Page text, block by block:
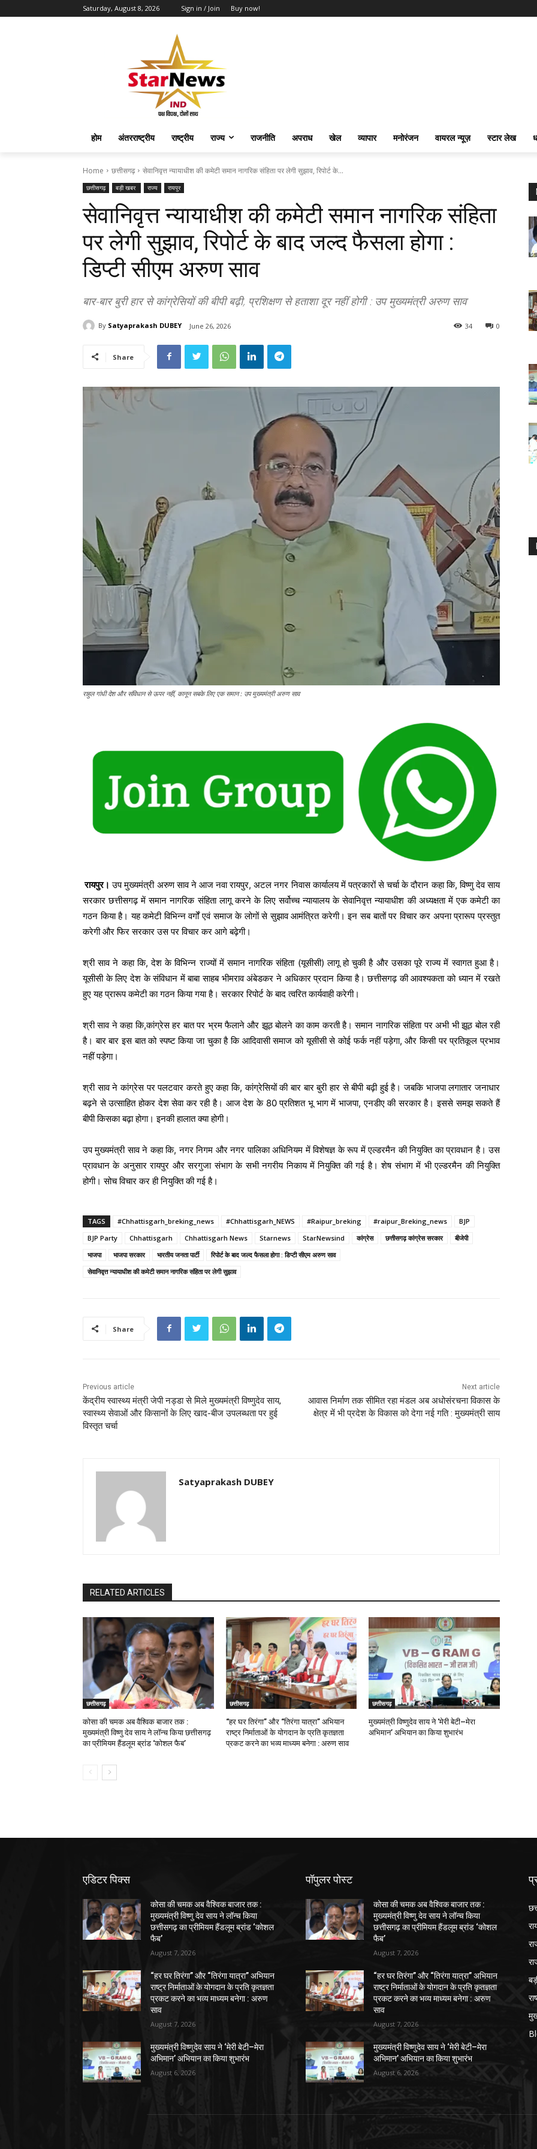
Saturday, August 8, 2026 Sign in / Join Buy now!
होम अंतरराष्ट्रीय राष्ट्रीय राज्य राजनीति अपराध खेल व्यापार मनोरंजन वायरल न्यूज़ स्टार लेख
Home छत्तीसगढ़ सेवानिवृत्त न्यायाधीश की कमेटी समान नागरिक संहिता पर लेगी सुझाव, रिपोर्ट के...
छत्तीसगढ़ बड़ी खबर राज्य रायपुर
सेवानिवृत्त न्यायाधीश की कमेटी समान नागरिक संहिता
पर लेगी सुझाव, रिपोर्ट के बाद जल्द फैसला होगा :
डिप्टी सीएम अरुण साव
बार-बार बुरी हार से कांग्रेसियों की बीपी बढ़ी, प्रशिक्षण से हताशा दूर नहीं होगी : उप मुख्यमंत्री अरुण साव
By Satyaprakash DUBEY June 26, 2026 0
34
Share
राहुल गांधी देश और संविधान से ऊपर नहीं, कानून सबके लिए एक समान : उप मुख्यमंत्री अरुण साव
रायपुर। उप मुख्यमंत्री अरुण साव ने आज नवा रायपुर, अटल नगर निवास कार्यालय में पत्रकारों से चर्चा के दौरान कहा कि, विष्णु देव साय
सरकार छत्तीसगढ़ में समान नागरिक संहिता लागू करने के लिए सर्वोच्च न्यायालय के सेवानिवृत्त न्यायाधीश की अध्यक्षता में एक कमेटी का
गठन किया है। यह कमेटी विभिन्न वर्गों एवं समाज के लोगों से सुझाव आमंत्रित करेगी। इन सब बातों पर विचार कर अपना प्रारूप प्रस्तुत
करेगी और फिर सरकार उस पर विचार कर आगे बढ़ेगी।
श्री साव ने कहा कि, देश के विभिन्न राज्यों में समान नागरिक संहिता (यूसीसी) लागू हो चुकी है और उसका पूरे राज्य में स्वागत हुआ है।
यूसीसी के लिए देश के संविधान में बाबा साहब भीमराव अंबेडकर ने अधिकार प्रदान किया है। छत्तीसगढ़ की आवश्यकता को ध्यान में रखते
हुए यह प्रारूप कमेटी का गठन किया गया है। सरकार रिपोर्ट के बाद त्वरित कार्यवाही करेगी।
श्री साव ने कहा कि,कांग्रेस हर बात पर भ्रम फैलाने और झूठ बोलने का काम करती है। समान नागरिक संहिता पर अभी भी झूठ बोल रही
है। बार बार इस बात को स्पष्ट किया जा चुका है कि आदिवासी समाज को यूसीसी से कोई फर्क नहीं पड़ेगा, और किसी पर प्रतिकूल प्रभाव
नहीं पड़ेगा।
श्री साव ने कांग्रेस पर पलटवार करते हुए कहा कि, कांग्रेसियों की बार बार बुरी हार से बीपी बढ़ी हुई है। जबकि भाजपा लगातार जनाधार
बढ़ने से उत्साहित होकर देश सेवा कर रही है। आज देश के 80 प्रतिशत भू भाग में भाजपा, एनडीए की सरकार है। इससे समझ सकते हैं
बीपी किसका बढ़ा होगा। इनकी हालात क्या होगी।
उप मुख्यमंत्री साव ने कहा कि, नगर निगम और नगर पालिका अधिनियम में विशेषज्ञ के रूप में एल्डरमैन की नियुक्ति का प्रावधान है। उस
प्रावधान के अनुसार रायपुर और सरगुजा संभाग के सभी नगरीय निकाय में नियुक्ति की गई है। शेष संभाग में भी एल्डरमैन की नियुक्ति
होगी। सोच विचार कर ही नियुक्ति की गई है।
TAGS #Chhattisgarh_breking_news #Chhattisgarh_NEWS #Raipur_breking #raipur_Breking_news
BJP
BJP Party
Chhattisgarh Chhattisgarh News Starnews StarNewsind कांग्रेस छत्तीसगढ़ कांग्रेस सरकार
बीजेपी
भाजपा
भाजपा सरकार भारतीय जनता पार्टी
रिपोर्ट के बाद जल्द फैसला होगा : डिप्टी सीएम अरुण साव
सेवानिवृत्त न्यायाधीश की कमेटी समान नागरिक संहिता पर लेगी सुझाव
Share
Previous article
केंद्रीय स्वास्थ्य मंत्री जेपी नड्डा से मिले मुख्यमंत्री विष्णुदेव साय,
स्वास्थ्य सेवाओं और किसानों के लिए खाद-बीज उपलब्धता पर हुई
विस्तृत चर्चा
Next article
आवास निर्माण तक सीमित रहा मंडल अब अधोसंरचना विकास के
क्षेत्र में भी प्रदेश के विकास को देगा नई गति : मुख्यमंत्री साय
Satyaprakash DUBEY
RELATED ARTICLES
छत्तीसगढ़
कोसा की चमक अब वैश्विक बाजार तक :
मुख्यमंत्री विष्णु देव साय ने लॉन्च किया छत्तीसगढ़
का प्रीमियम हैंडलूम ब्रांड ‘कोशल फैब’
छत्तीसगढ़
“हर घर तिरंगा” और “तिरंगा यात्रा” अभियान
राष्ट्र निर्माताओं के योगदान के प्रति कृतज्ञता
प्रकट करने का भव्य माध्यम बनेगा : अरुण साव
छत्तीसगढ़
मुख्यमंत्री विष्णुदेव साय ने ‘मेरी बेटी–मेरा
अभिमान’ अभियान का किया शुभारंभ
एडिटर पिक्स
कोसा की चमक अब वैश्विक बाजार तक :
मुख्यमंत्री विष्णु देव साय ने लॉन्च किया
छत्तीसगढ़ का प्रीमियम हैंडलूम ब्रांड ‘कोशल
फैब’
August 7, 2026
“हर घर तिरंगा” और “तिरंगा यात्रा” अभियान
राष्ट्र निर्माताओं के योगदान के प्रति कृतज्ञता
प्रकट करने का भव्य माध्यम बनेगा : अरुण
साव
August 7, 2026
मुख्यमंत्री विष्णुदेव साय ने ‘मेरी बेटी–मेरा
अभिमान’ अभियान का किया शुभारंभ
August 6, 2026
पॉपुलर पोस्ट
कोसा की चमक अब वैश्विक बाजार तक :
मुख्यमंत्री विष्णु देव साय ने लॉन्च किया
छत्तीसगढ़ का प्रीमियम हैंडलूम ब्रांड ‘कोशल
फैब’
August 7, 2026
“हर घर तिरंगा” और “तिरंगा यात्रा” अभियान
राष्ट्र निर्माताओं के योगदान के प्रति कृतज्ञता
प्रकट करने का भव्य माध्यम बनेगा : अरुण
साव
August 7, 2026
मुख्यमंत्री विष्णुदेव साय ने ‘मेरी बेटी–मेरा
अभिमान’ अभियान का किया शुभारंभ
August 6, 2026